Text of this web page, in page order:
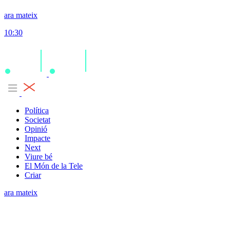
ara mateix
10:30
Política
Societat
Opinió
Impacte
Next
Viure bé
El Món de la Tele
Criar
ara mateix